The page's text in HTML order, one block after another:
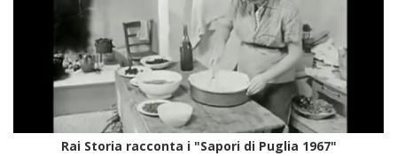
Rai Storia racconta i "Sapori di Puglia 1967"